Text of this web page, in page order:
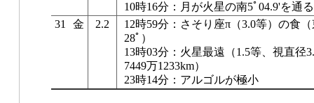
10時16分：月が火星の南5ﾟ04.9'を通る
31
金 2.2
12時59分：さそり座π（3.0等）の食
28ﾟ）
13時03分：火星最遠（1.5等、視直径
7449万1233km）
23時14分：アルゴルが極小